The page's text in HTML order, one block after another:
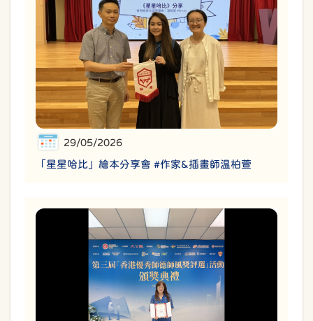
29/05/2026
「星星哈比」繪本分享會 #作家&插畫師温柏萱